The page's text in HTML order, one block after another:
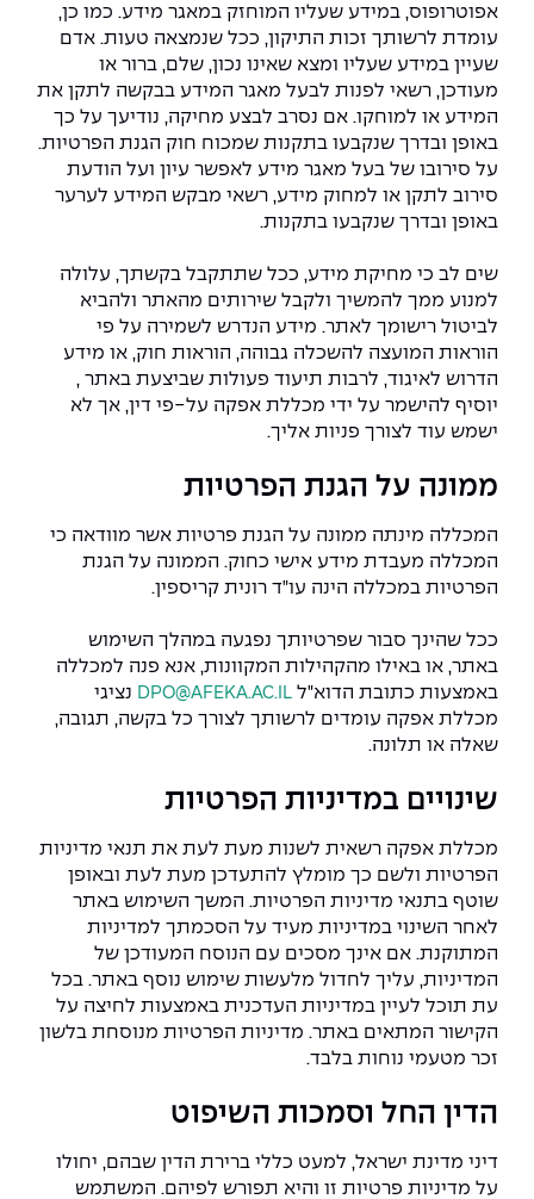
אפוטרופוס, במידע שעליו המוחזק במאגר מידע. כמו כן,
עומדת לרשותך זכות התיקון, ככל שנמצאה טעות. אדם
שעיין במידע שעליו ומצא שאינו נכון, שלם, ברור או
מעודכן, רשאי לפנות לבעל מאגר המידע בבקשה לתקן את
המידע או למוחקו. אם נסרב לבצע מחיקה, נודיעך על כך
באופן ובדרך שנקבעו בתקנות שמכוח חוק הגנת הפרטיות.
על סירובו של בעל מאגר מידע לאפשר עיון ועל הודעת
סירוב לתקן או למחוק מידע, רשאי מבקש המידע לערער
באופן ובדרך שנקבעו בתקנות.
שים לב כי מחיקת מידע, ככל שתתקבל בקשתך, עלולה
למנוע ממך להמשיך ולקבל שירותים מהאתר ולהביא
לביטול רישומך לאתר. מידע הנדרש לשמירה על פי
הוראות המועצה להשכלה גבוהה, הוראות חוק, או מידע
הדרוש לאיגוד, לרבות תיעוד פעולות שביצעת באתר ,
יוסיף להישמר על ידי מכללת אפקה על-פי דין, אך לא
ישמש עוד לצורך פניות אליך.
ממונה על הגנת הפרטיות
המכללה מינתה ממונה על הגנת פרטיות אשר מוודאה כי
המכללה מעבדת מידע אישי כחוק. הממונה על הגנת
הפרטיות במכללה הינה עו"ד רונית קריספין.
ככל שהינך סבור שפרטיותך נפגעה במהלך השימוש
באתר, או באילו מהקהילות המקוונות, אנא פנה למכללה
באמצעות כתובת הדוא"ל DPO@AFEKA.AC.IL נציגי
מכללת אפקה עומדים לרשותך לצורך כל בקשה, תגובה,
שאלה או תלונה.
שינויים במדיניות הפרטיות
מכללת אפקה רשאית לשנות מעת לעת את תנאי מדיניות
הפרטיות ולשם כך מומלץ להתעדכן מעת לעת ובאופן
שוטף בתנאי מדיניות הפרטיות. המשך השימוש באתר
לאחר השינוי במדיניות מעיד על הסכמתך למדיניות
המתוקנת. אם אינך מסכים עם הנוסח המעודכן של
המדיניות, עליך לחדול מלעשות שימוש נוסף באתר. בכל
עת תוכל לעיין במדיניות העדכנית באמצעות לחיצה על
הקישור המתאים באתר. מדיניות הפרטיות מנוסחת בלשון
זכר מטעמי נוחות בלבד.
הדין החל וסמכות השיפוט
דיני מדינת ישראל, למעט כללי ברירת הדין שבהם, יחולו
על מדיניות פרטיות זו והיא תפורש לפיהם. המשתמש